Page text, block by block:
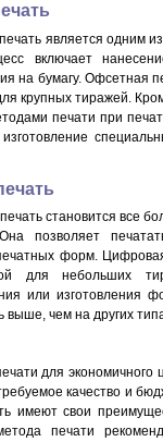
является одним
включает
на бумагу. Офсетная
крупных тиражей.
печати при
изготовление
становится все
позволяет
форм.
для небольших
или изготовления
выше, чем на других
для экономичного
качество и
имеют свои
печати